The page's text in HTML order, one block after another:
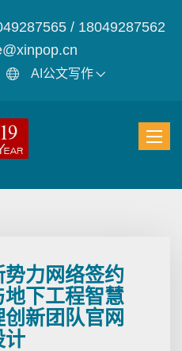
/ 18049287562
AI公文写作
力网络签约
下工程智慧
新团队官网
计